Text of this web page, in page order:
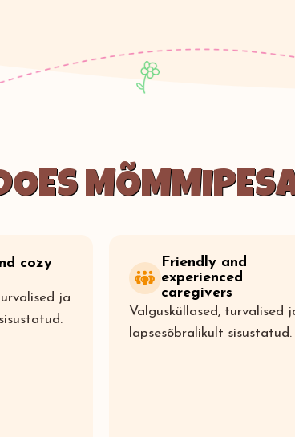
cozy
ja
Friendly and
experienced
caregivers
Valgusküllased, turvalised
lapsesõbralikult sisustatud.